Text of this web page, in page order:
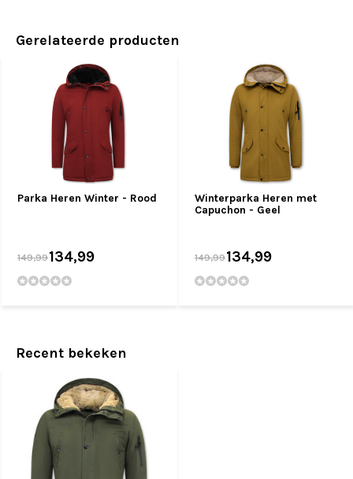
Gerelateerde producten
Parka Heren Winter - Rood
149,99134,99
Winterparka Heren met
Capuchon - Geel
149,99134,99
Recent bekeken